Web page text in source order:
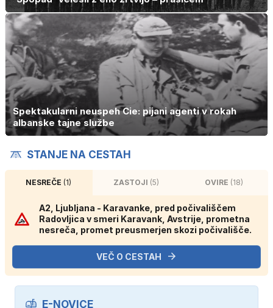
Spektakularni neuspeh Cie: pijani agenti v rokah
albanske tajne službe
STANJE NA CESTAH
NESREČE(1) ZASTOJI (5) OVIRE (18)
A2, Ljubljana - Karavanke, pred počivališčem
Radovljica v smeri Karavank, Avstrije, prometna
nesreča, promet preusmerjen skozi počivališče.
VEČ O CESTAH
E-NOVICE